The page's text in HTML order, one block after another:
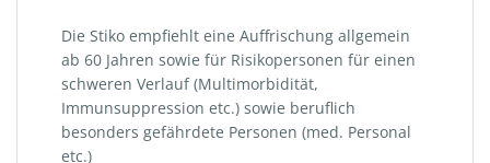
Die Stiko empfiehlt eine Auffrischung allgemein
ab 60 Jahren sowie für Risikopersonen für einen
schweren Verlauf (Multimorbidität,
Immunsuppression etc.) sowie beruflich
besonders gefährdete Personen (med. Personal
etc.)